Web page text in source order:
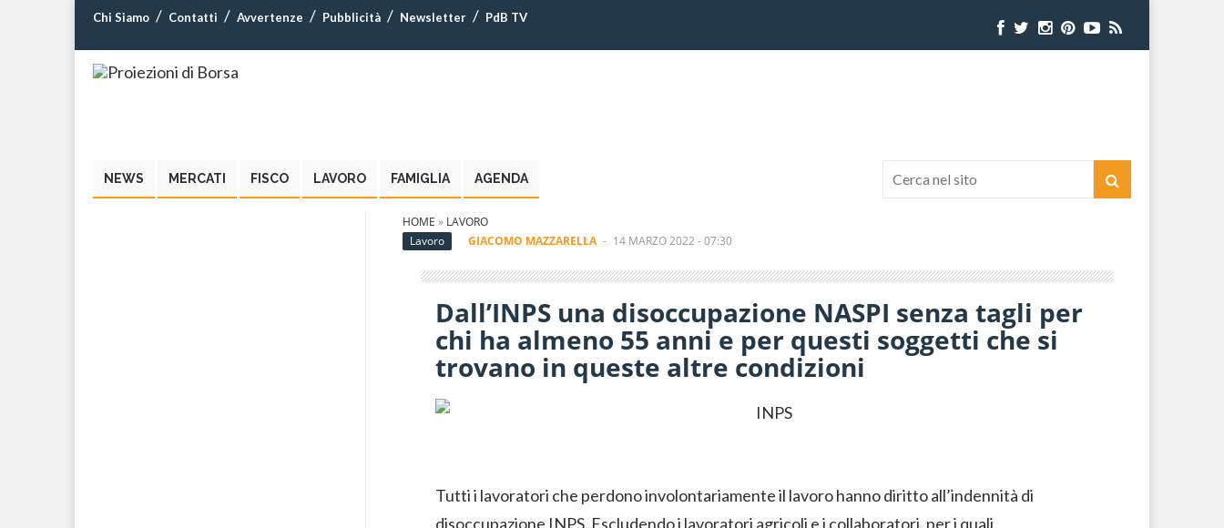
Chi Siamo Contatti Avvertenze Pubblicità Newsletter PdB TV
NEWS MERCATI FISCO LAVORO FAMIGLIA AGENDA
HOME » LAVORO
Lavoro
GIACOMO MAZZARELLA - 14 MARZO 2022 - 07:30
Dall’INPS una disoccupazione NASPI senza tagli per
chi ha almeno 55 anni e per questi soggetti che si
trovano in queste altre condizioni
Tutti i lavoratori che perdono involontariamente il lavoro hanno diritto all’indennità di
disoccupazione INPS. Escludendo i lavoratori agricoli e i collaboratori, per i quali